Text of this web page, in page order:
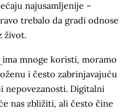
najusamljenije –
trebalo da gradi odnose
život.
ima mnoge koristi, moramo
i često zabrinjavajuću
nepovezanosti. Digitalni
nas zbližiti, ali često čine